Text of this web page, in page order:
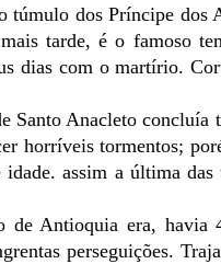
túmulo dos Príncipe
tarde, é o famoso
dias com o martírio.
Santo Anacleto
horríveis tormentos;
assim a última das
Antioquia era, havia
perseguições.